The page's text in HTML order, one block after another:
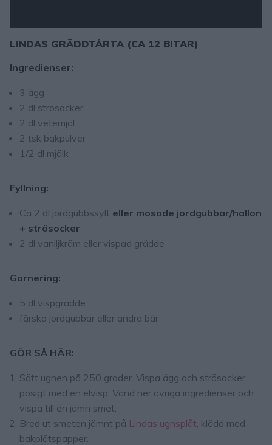
LINDAS GRÄDDTÅRTA (CA 12 BITAR)
Ingredienser:
3 ägg
2 dl strösocker
2 dl vetemjöl
2 tsk bakpulver
1/2 dl mjölk
Fyllning:
Ca 2 dl jordgubbssylt eller mosade jordgubbar/hallon
+ strösocker
2 dl vaniljkräm eller vispad grädde
Garnering:
5 dl vispgrädde
färska jordgubbar eller andra bär
GÖR SÅ HÄR:
Sätt ugnen på 250 grader. Vispa ägg och strösocker
pösigt med en elvisp. Vänd ner övriga ingredienser och
vispa till en jämn smet.
Bred ut smeten jämnt på Lindas ugnsplåt , klädd med
bakplåtspapper.